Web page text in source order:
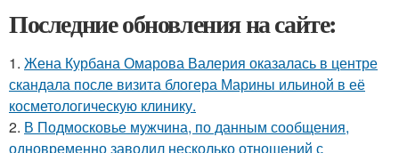
Последние обновления на сайте:
1. Жена Курбана Омарова Валерия оказалась в центре
скандала после визита блогера Марины ильиной в её
косметологическую клинику.
2. В Подмосковье мужчина, по данным сообщения,
одновременно заводил несколько отношений с